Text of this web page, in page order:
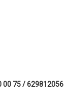
00 75 / 629812056